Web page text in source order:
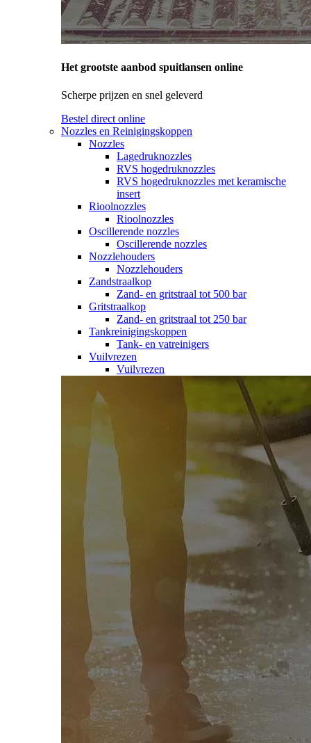
Het grootste aanbod spuitlansen online
Scherpe prijzen en snel geleverd
Bestel direct online
Nozzles en Reinigingskoppen
Nozzles
Lagedruknozzles
RVS hogedruknozzles
RVS hogedruknozzles met keramische
insert
Rioolnozzles
Rioolnozzles
Oscillerende nozzles
Oscillerende nozzles
Nozzlehouders
Nozzlehouders
Zandstraalkop
Zand- en gritstraal tot 500 bar
Gritstraalkop
Zand- en gritstraal tot 250 bar
Tankreinigingskoppen
Tank- en vatreinigers
Vuilvrezen
Vuilvrezen